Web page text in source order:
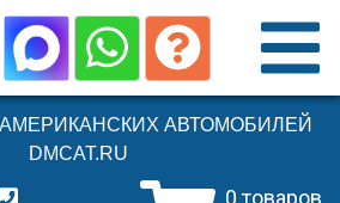
АВТОМОБИЛЕЙ
DMCAT.RU
0 товаров